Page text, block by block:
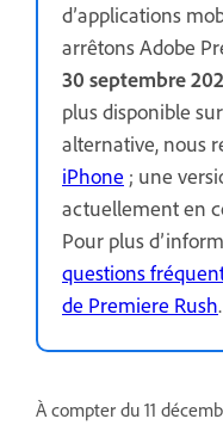
d’applications
arrêtons Adobe
30 septembre
plus disponible
alternative, nous
iPhone ; une
actuellement en
Pour plus
questions
de Premiere Rush.
À compter du 11